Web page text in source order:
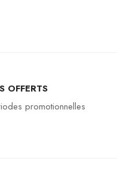
OFFERTS
promotionnelles